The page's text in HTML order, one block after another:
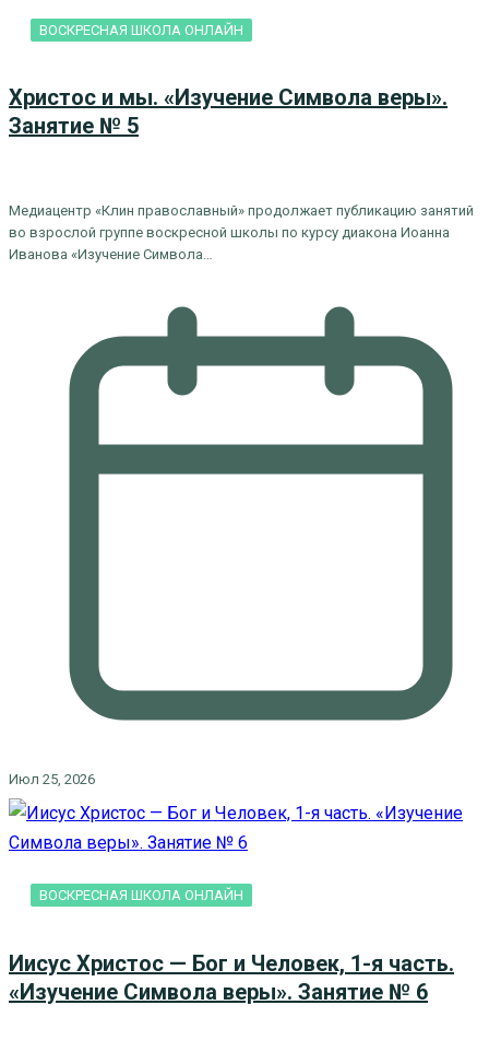
ВОСКРЕСНАЯ ШКОЛА ОНЛАЙН
Христос и мы. «Изучение Символа веры».
Занятие № 5
Медиацентр «Клин православный» продолжает публикацию занятий
во взрослой группе воскресной школы по курсу диакона Иоанна
Иванова «Изучение Символа…
Июл 25, 2026
ВОСКРЕСНАЯ ШКОЛА ОНЛАЙН
Иисус Христос — Бог и Человек, 1-я часть.
«Изучение Символа веры». Занятие № 6